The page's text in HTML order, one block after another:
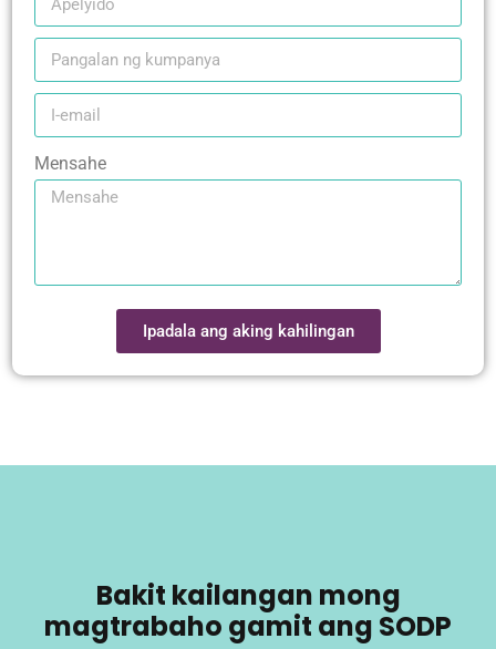
Mensahe
Ipadala ang aking kahilingan
Bakit kailangan mong
magtrabaho gamit ang SODP